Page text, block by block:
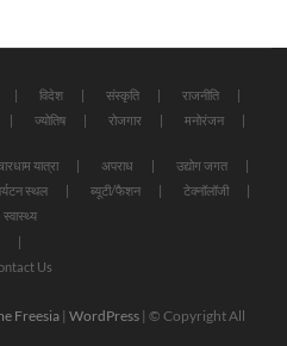
विदेश संस्कृति
राजनीति
ज्योतिष रोजगार
मनोरंजन
यात्रा अपराध
उद्योग जगत
स्थल ब्यूटी/फैशन
टेक्नॉलॉजी
स्वास्थ्य
Us
Freesia |WordPress | © Copyright All